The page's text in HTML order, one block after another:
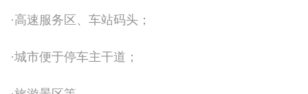
·高速服务区、车站码头；
·城市便于停车主干道；